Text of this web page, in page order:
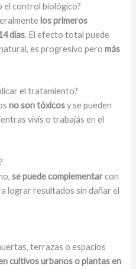
el control biológico?
los primeros
días. El efecto total puede
es progresivo peromás
el tratamiento?
no son tóxicosy se pueden
vivís o trabajás en el
se puede complementarcon
lograr resultados sin dañar el
terrazas o espacios
cultivos urbanos o plantas en